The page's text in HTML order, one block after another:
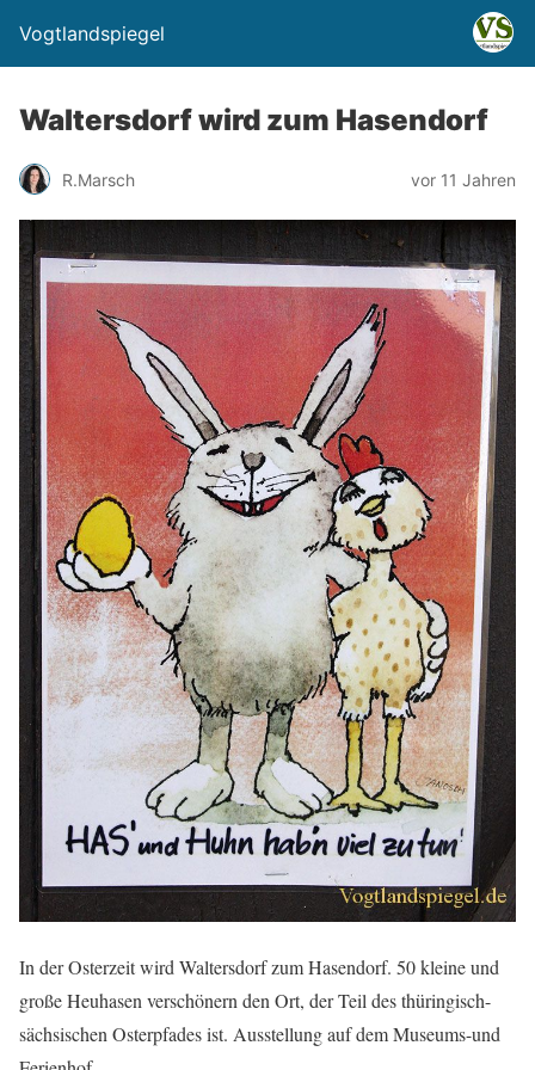
Vogtlandspiegel
Waltersdorf wird zum Hasendorf
R.Marsch vor 11 Jahren
In der Osterzeit wird Waltersdorf zum Hasendorf. 50 kleine und
große Heuhasen verschönern den Ort, der Teil des thüringisch-
sächsischen Osterpfades ist. Ausstellung auf dem Museums-und